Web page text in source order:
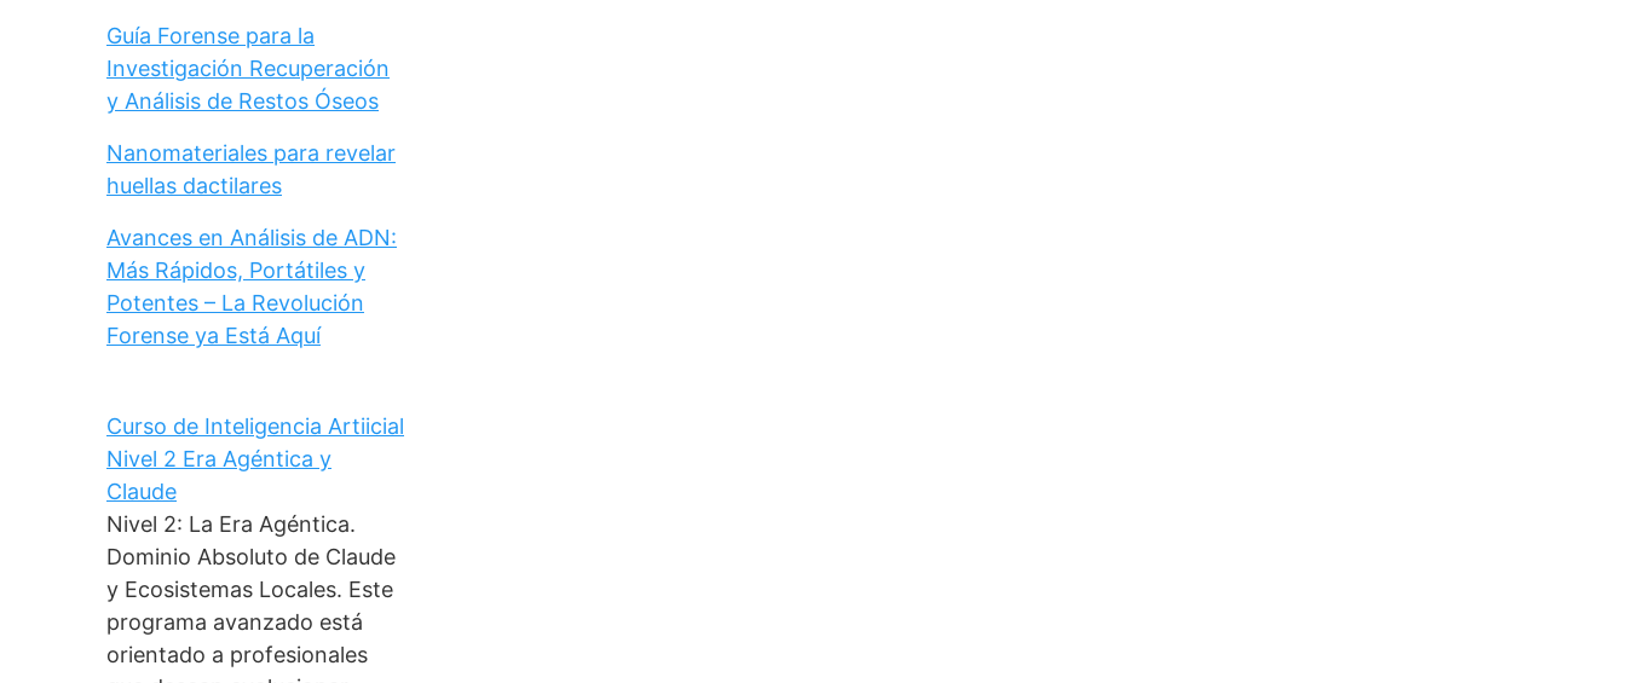
Guía Forense para la
Investigación Recuperación
y Análisis de Restos Óseos
Nanomateriales para revelar
huellas dactilares
Avances en Análisis de ADN:
Más Rápidos, Portátiles y
Potentes – La Revolución
Forense ya Está Aquí
Curso de Inteligencia Artiicial
Nivel 2 Era Agéntica y
Claude
Nivel 2: La Era Agéntica.
Dominio Absoluto de Claude
y Ecosistemas Locales. Este
programa avanzado está
orientado a profesionales